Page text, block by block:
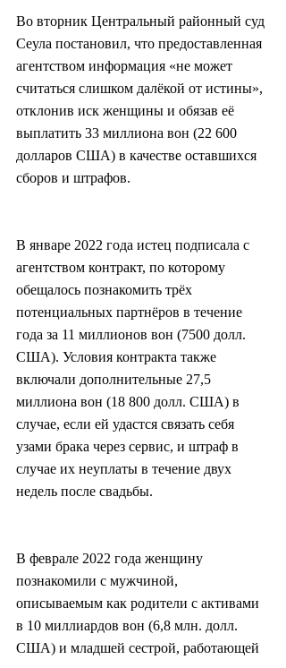
Во вторник Центральный районный суд
Сеула постановил, что предоставленная
агентством информация «не может
считаться слишком далёкой от истины»,
отклонив иск женщины и обязав её
выплатить 33 миллиона вон (22 600
долларов США) в качестве оставшихся
сборов и штрафов.
В январе 2022 года истец подписала с
агентством контракт, по которому
обещалось познакомить трёх
потенциальных партнёров в течение
года за 11 миллионов вон (7500 долл.
США). Условия контракта также
включали дополнительные 27,5
миллиона вон (18 800 долл. США) в
случае, если ей удастся связать себя
узами брака через сервис, и штраф в
случае их неуплаты в течение двух
недель после свадьбы.
В феврале 2022 года женщину
познакомили с мужчиной,
описываемым как родители с активами
в 10 миллиардов вон (6,8 млн. долл.
США) и младшей сестрой, работающей